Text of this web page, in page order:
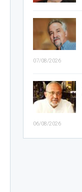
07/08/2026
06/08/2026